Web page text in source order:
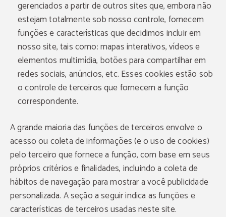
gerenciados a partir de outros sites que, embora não
estejam totalmente sob nosso controle, fornecem
funções e características que decidimos incluir em
nosso site, tais como: mapas interativos, vídeos e
elementos multimídia, botões para compartilhar em
redes sociais, anúncios, etc. Esses cookies estão sob
o controle de terceiros que fornecem a função
correspondente.
A grande maioria das funções de terceiros envolve o
acesso ou coleta de informações (e o uso de cookies)
pelo terceiro que fornece a função, com base em seus
próprios critérios e finalidades, incluindo a coleta de
hábitos de navegação para mostrar a você publicidade
personalizada. A seção a seguir indica as funções e
características de terceiros usadas neste site.